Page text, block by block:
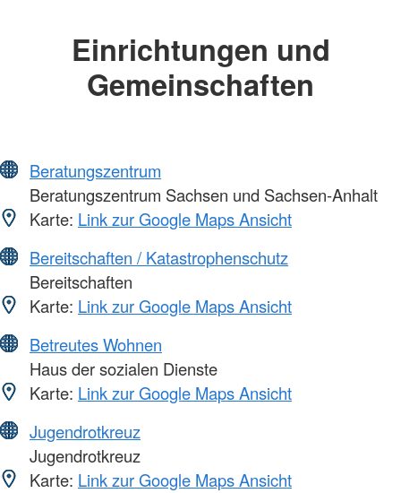
Einrichtungen und
Gemeinschaften
Beratungszentrum
Beratungszentrum Sachsen und Sachsen-Anhalt
Karte: Link zur Google Maps Ansicht
Bereitschaften / Katastrophenschutz
Bereitschaften
Karte: Link zur Google Maps Ansicht
Betreutes Wohnen
Haus der sozialen Dienste
Karte: Link zur Google Maps Ansicht
Jugendrotkreuz
Jugendrotkreuz
Karte: Link zur Google Maps Ansicht